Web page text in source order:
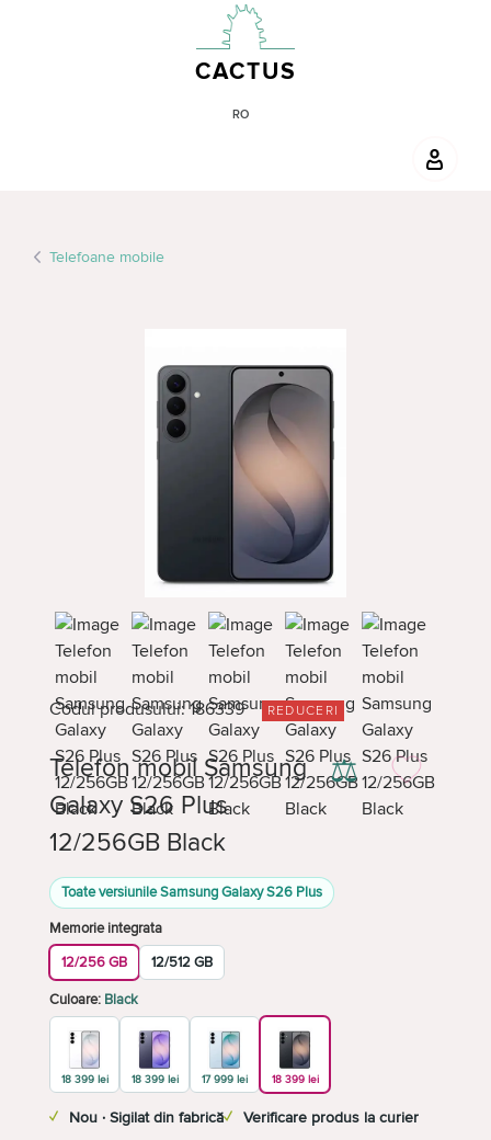
CACTUS
RO
Telefoane mobile
Codul produsului: 186339 REDUCERI
⚖
Telefon mobil Samsung
Galaxy S26 Plus
12/256GB Black
Toate versiunile Samsung Galaxy S26 Plus
Memorie integrata
12/256 GB
12/512 GB
Culoare: Black
18 399 lei 18 399 lei 17 999 lei 18 399 lei
✓ Nou · Sigilat din fabrică✓ Verificare produs la curier